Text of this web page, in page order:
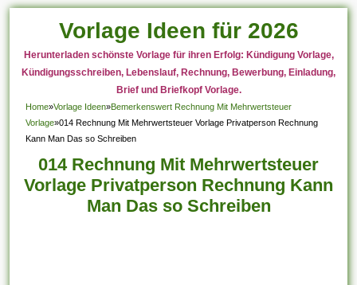
Vorlage Ideen für 2026
Herunterladen schönste Vorlage für ihren Erfolg: Kündigung Vorlage,
Kündigungsschreiben, Lebenslauf, Rechnung, Bewerbung, Einladung,
Brief und Briefkopf Vorlage.
Home»Vorlage Ideen»Bemerkenswert Rechnung Mit Mehrwertsteuer
Vorlage»014 Rechnung Mit Mehrwertsteuer Vorlage Privatperson Rechnung
Kann Man Das so Schreiben
014 Rechnung Mit Mehrwertsteuer
Vorlage Privatperson Rechnung Kann
Man Das so Schreiben